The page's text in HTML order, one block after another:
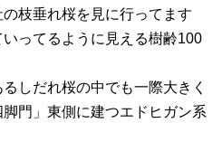
枝垂れ桜を見に行ってます
ってるように見える樹齢100
しだれ桜の中でも一際大きく
門」東側に建つエドヒガン系